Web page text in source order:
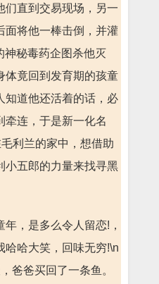
们直到交易现场，另一
面将他一棒击倒，并灌
神秘毒药企图杀他灭
体竟回到发育期的孩童
知道他还活着的话，必
牵连，于是新一化名
利兰的家中，想借助
小五郎的力量来找寻黑
，是多么令人留恋!，
哈哈大笑，回味无穷!\n
爸买回了一条鱼。